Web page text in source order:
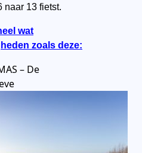
naar 13 fietst.
wat
zoals deze:
– De